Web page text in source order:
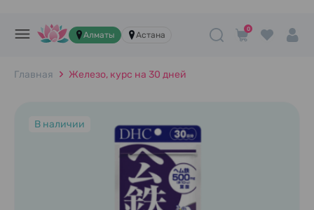
Алматы Астана
0
Главная Железо, курс на 30 дней
В наличии